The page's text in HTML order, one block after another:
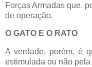
Forças Armadas que,
de operação.
O GATO E O RATO
A verdade, porém, é
estimulada ou não